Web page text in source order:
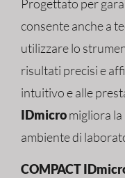
Progettato per
consente anche a
utilizzare lo
risultati precisi e
intuitivo e alle
IDmicromigliora
ambiente di
COMPACT